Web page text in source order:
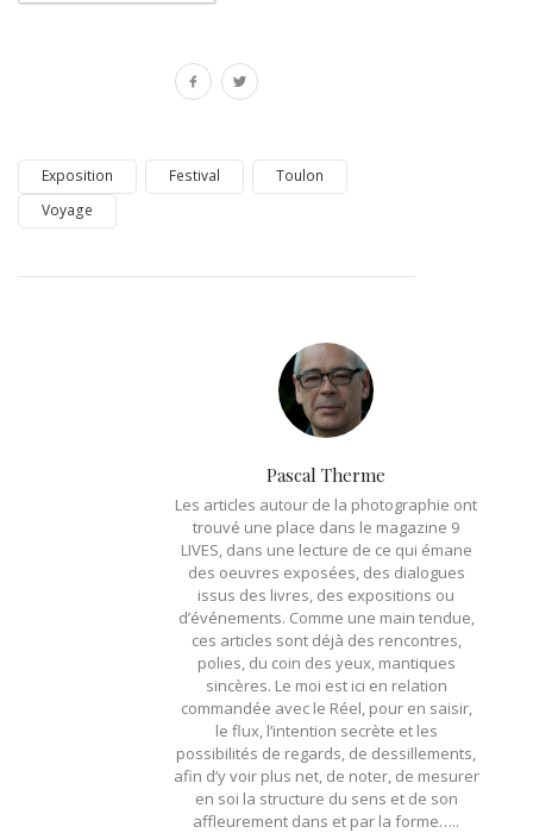
Exposition Festival
Toulon
Voyage
Pascal Therme
Les articles autour de la photographie ont
trouvé une place dans le magazine 9
LIVES, dans une lecture de ce qui émane
des oeuvres exposées, des dialogues
issus des livres, des expositions ou
d’événements. Comme une main tendue,
ces articles sont déjà des rencontres,
polies, du coin des yeux, mantiques
sincères. Le moi est ici en relation
commandée avec le Réel, pour en saisir,
le flux, l’intention secrète et les
possibilités de regards, de dessillements,
afin d’y voir plus net, de noter, de mesurer
en soi la structure du sens et de son
affleurement dans et par la forme…..